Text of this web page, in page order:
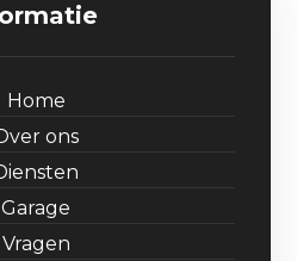
Home
ons
Garage
Vragen